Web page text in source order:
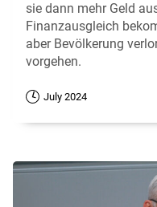
sie dann mehr Geld
Finanzausgleich
aber Bevölkerung
vorgehen.
July 2024